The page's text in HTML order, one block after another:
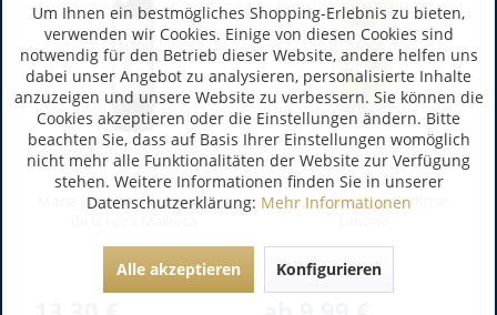
Mallorca | Spanien
Macia Batle Tinto Añada Vino
Amaretti Virginia Soffici al
Um Ihnen ein bestmögliches Shopping-Erlebnis zu bieten,
verwenden wir Cookies. Einige von diesen Cookies sind
notwendig für den Betrieb dieser Website, andere helfen uns
dabei unser Angebot zu analysieren, personalisierte Inhalte
anzuzeigen und unsere Website zu verbessern. Sie können die
Cookies akzeptieren oder die Einstellungen ändern. Bitte
beachten Sie, dass auf Basis Ihrer Einstellungen womöglich
nicht mehr alle Funktionalitäten der Website zur Verfügung
stehen. Weitere Informationen finden Sie in unserer
Datenschutzerklärung: Mehr Informationen
Alle akzeptieren Konfigurieren